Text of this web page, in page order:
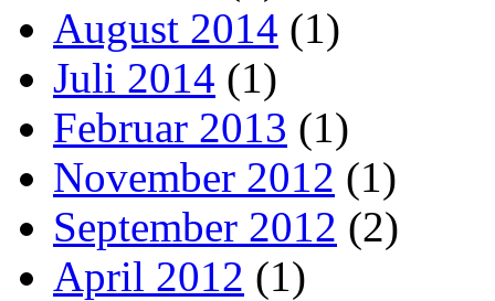
August 2014 (1)
Juli 2014 (1)
Februar 2013 (1)
November 2012 (1)
September 2012 (2)
April 2012 (1)